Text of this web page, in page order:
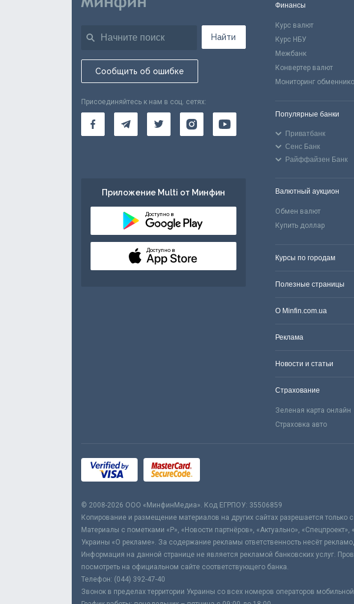
Найти
Сообщить об ошибке
Присоединяйтесь к нам в соц. сетях:
Приложение Multi от Минфин
Доступно в
Доступно в
Финансы
Курс валют
Курс НБУ
Межбанк
Конвертер валют
Мониторинг
Популярные банки
Приватбанк
Сенс Банк
Райффайзен Банк
Валютный аукцион
Обмен валют
Купить доллар
Курсы по городам
Полезные страницы
О Minfin.com.ua
Реклама
Новости и статьи
Страхование
Зеленая карта онлайн
Страховка авто
© 2008-2026 ООО «МинфинМедиа». Код ЕГРПОУ: 35506859
Копирование и размещение материалов на других сайтах разрешается только
Материалы с пометками «Р», «Новости партнёров», «Актуально»,
Украины «О рекламе». За содержание рекламы ответственность несёт
Информация на данной странице не является рекламой банковских услуг.
посмотреть на официальном сайте соответствующего банка.
Телефон: (044) 392-47-40
Звонок в пределах территории Украины со всех номеров операторов